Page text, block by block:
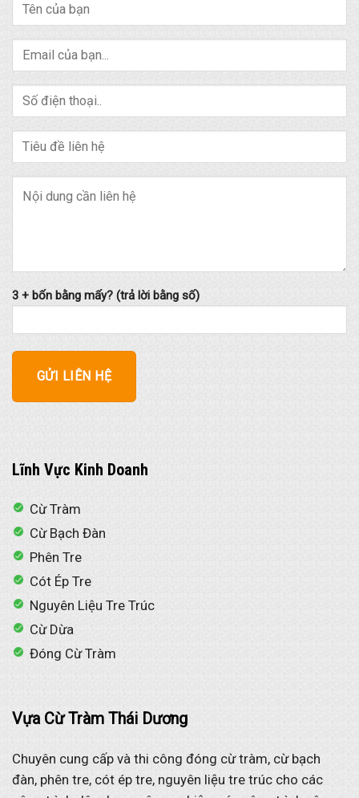
3 + bốn bằng mấy? (trả lời bằng số)
Lĩnh Vực Kinh Doanh
Cừ Tràm
Cừ Bạch Đàn
Phên Tre
Cót Ép Tre
Nguyên Liệu Tre Trúc
Cừ Dừa
Đóng Cừ Tràm
Vựa Cừ Tràm Thái Dương
Chuyên cung cấp và thi công đóng cừ tràm, cừ bạch
đàn, phên tre, cót ép tre, nguyên liệu tre trúc cho các